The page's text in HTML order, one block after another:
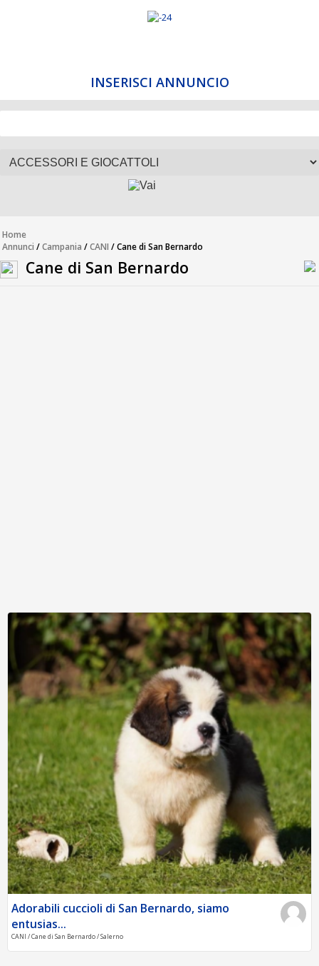
INSERISCI ANNUNCIO
Home
Annunci /Campania /CANI / Cane di San Bernardo
Cane di San Bernardo
Adorabili cuccioli di San Bernardo, siamo
entusias...
CANI / Cane di San Bernardo / Salerno